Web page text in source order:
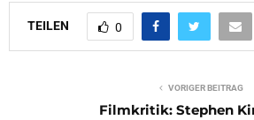
TEILEN 0
VORIGER BEITRAG
Filmkritik: Stephen